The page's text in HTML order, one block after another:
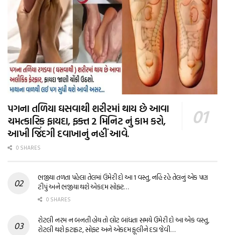
પગના તળિયા ઘસવાથી શરીરમાં થાય છે આવા
ચમત્કારિક ફાયદા, ફક્ત 2 મિનિટ નું કામ કરો,
આખી જિંદગી દવાખાનું નહીં આવે.
0 SHARES
ભજીયા તળતા પહેલા તેલમાં ઉમેરી દો આ 1 વસ્તુ, નહિ રહે તેલનું એક પણ
ટીપું અને ભજીયા થશે એકદમ સોફ્ટ…
0 SHARES
રોટલી નરમ ન બનતી હોય તો લોટ બાંધતા સમયે ઉમેરી દો આ એક વસ્તુ,
રોટલી થશે ફટાફટ, સોફ્ટ અને એકદમ ફૂલીને દડા જેવી…